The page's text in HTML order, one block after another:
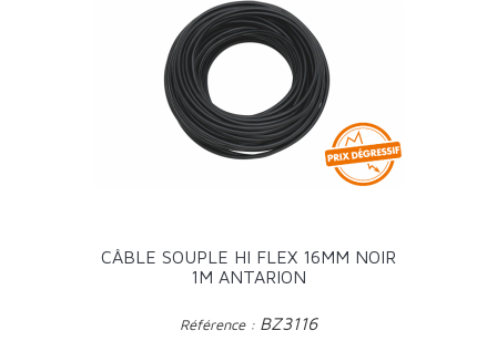
CÂBLE SOUPLE HI FLEX 16MM NOIR
1M ANTARION
Référence : BZ3116